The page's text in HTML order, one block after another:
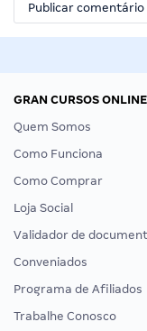
GRAN CURSOS ONLINE
Quem Somos
Como Funciona
Como Comprar
Loja Social
Validador de
Conveniados
Programa de Afiliados
Trabalhe Conosco